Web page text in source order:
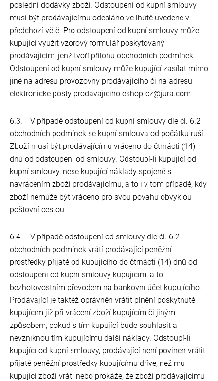
poslední dodávky zboží. Odstoupení od kupní smlouvy
musí být prodávajícímu odesláno ve lhůtě uvedené v
předchozí větě. Pro odstoupení od kupní smlouvy může
kupující využit vzorový formulář poskytovaný
prodávajícím, jenž tvoří přílohu obchodních podmínek.
Odstoupení od kupní smlouvy může kupující zasílat mimo
jiné na adresu provozovny prodávajícího či na adresu
elektronické pošty prodávajícího eshop-cz@jura.com
6.3. V případě odstoupení od kupní smlouvy dle čl. 6.2
obchodních podmínek se kupní smlouva od počátku ruší.
Zboží musí být prodávajícímu vráceno do čtrnácti (14)
dnů od odstoupení od smlouvy. Odstoupí-li kupující od
kupní smlouvy, nese kupující náklady spojené s
navrácením zboží prodávajícímu, a to i v tom případě, kdy
zboží nemůže být vráceno pro svou povahu obvyklou
poštovní cestou.
6.4. V případě odstoupení od smlouvy dle čl. 6.2
obchodních podmínek vrátí prodávající peněžní
prostředky přijaté od kupujícího do čtrnácti (14) dnů od
odstoupení od kupní smlouvy kupujícím, a to
bezhotovostním převodem na bankovní účet kupujícího.
Prodávající je taktéž oprávněn vrátit plnění poskytnuté
kupujícím již při vrácení zboží kupujícím či jiným
způsobem, pokud s tím kupující bude souhlasit a
nevzniknou tím kupujícímu další náklady. Odstoupí-li
kupující od kupní smlouvy, prodávající není povinen vrátit
přijaté peněžní prostředky kupujícímu dříve, než mu
kupující zboží vrátí nebo prokáže, že zboží prodávajícímu